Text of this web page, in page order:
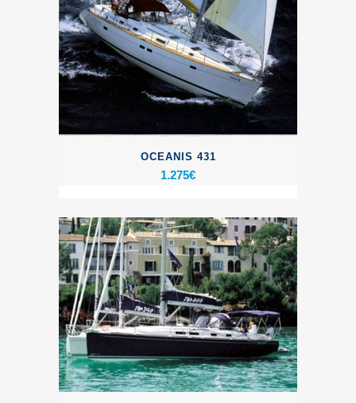
OCEANIS 431
1.275€